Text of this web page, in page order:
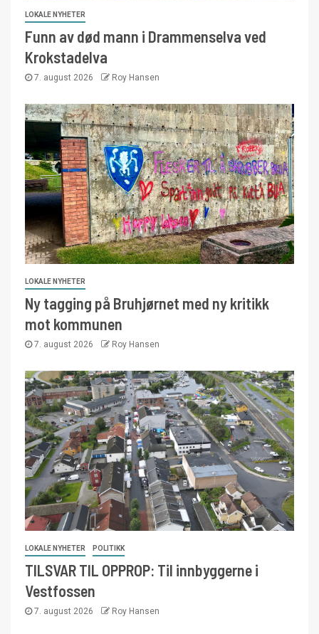
LOKALE NYHETER
Funn av død mann i Drammenselva ved
Krokstadelva
7. august 2026 Roy Hansen
LOKALE NYHETER
Ny tagging på Bruhjørnet med ny kritikk
mot kommunen
7. august 2026 Roy Hansen
LOKALE NYHETER POLITIKK
TILSVAR TIL OPPROP: Til innbyggerne i
Vestfossen
7. august 2026 Roy Hansen